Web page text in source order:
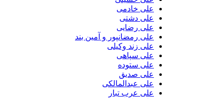
علی خادمی
علی دشتی
علی رضایی
علی رمضانپور و آمین بند
علی زند وکیلی
علی سپاهی
علی ستوده
علی صدیق
علی عبدالمالکی
علی عرب تبار